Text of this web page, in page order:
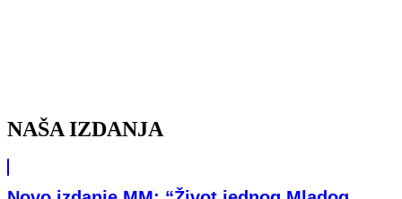
NAŠA IZDANJA